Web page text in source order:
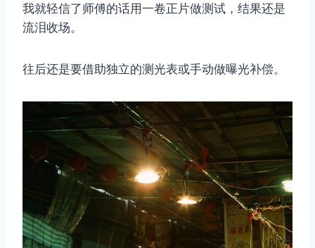
我就轻信了师傅的话用一卷正片做测试，结果还是
流泪收场。
往后还是要借助独立的测光表或手动做曝光补偿。
搜索